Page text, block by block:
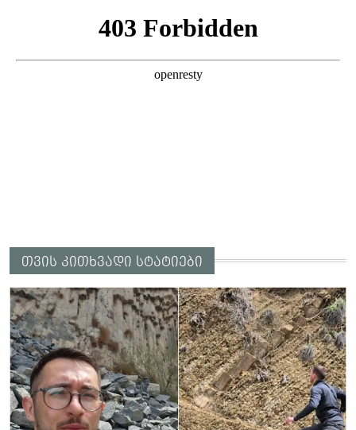
თვის კითხვადი სტატიები